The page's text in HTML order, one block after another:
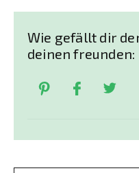
Wie gefällt dir
deinen freunden: